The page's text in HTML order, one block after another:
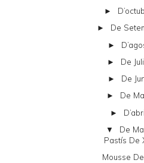
►
► De
►
► De
► De
► De
►
▼ De
Pastís De
Mousse